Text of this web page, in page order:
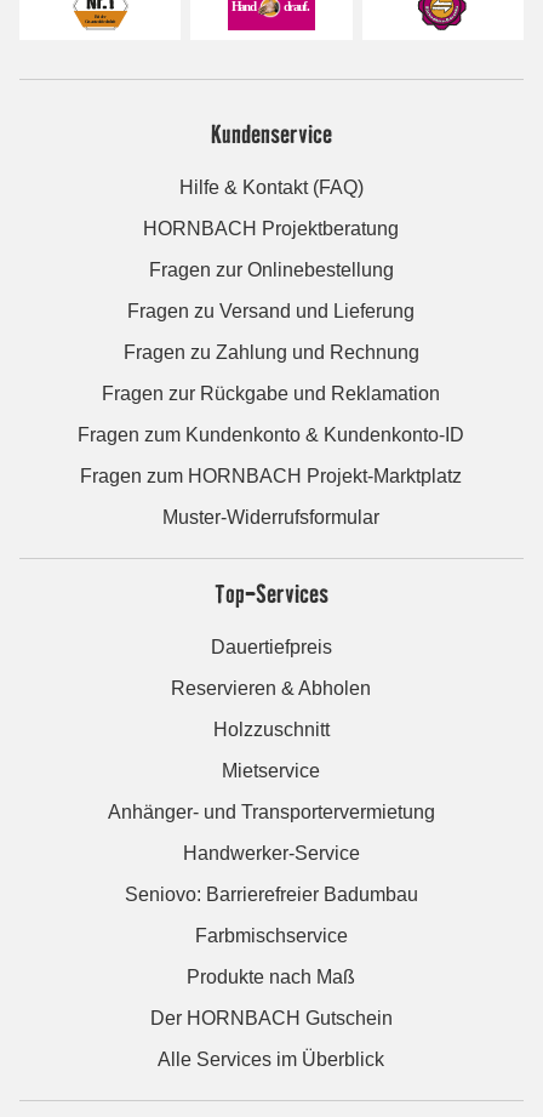
Kundenservice
Hilfe & Kontakt (FAQ)
HORNBACH Projektberatung
Fragen zur Onlinebestellung
Fragen zu Versand und Lieferung
Fragen zu Zahlung und Rechnung
Fragen zur Rückgabe und Reklamation
Fragen zum Kundenkonto & Kundenkonto-ID
Fragen zum HORNBACH Projekt-Marktplatz
Muster-Widerrufsformular
Top-Services
Dauertiefpreis
Reservieren & Abholen
Holzzuschnitt
Mietservice
Anhänger- und Transportervermietung
Handwerker-Service
Seniovo: Barrierefreier Badumbau
Farbmischservice
Produkte nach Maß
Der HORNBACH Gutschein
Alle Services im Überblick